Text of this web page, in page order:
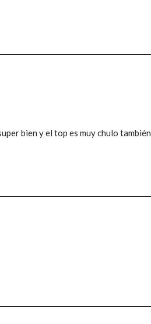
bien y el top es muy chulo también